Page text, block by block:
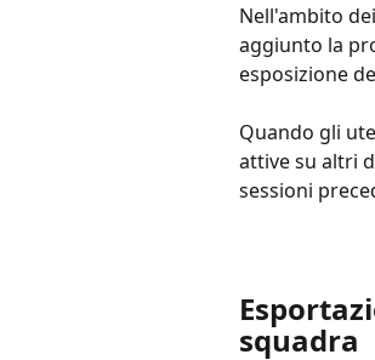
Nell'ambito
aggiunto la
esposizione
Quando gli
attive su altri
sessioni
squadra